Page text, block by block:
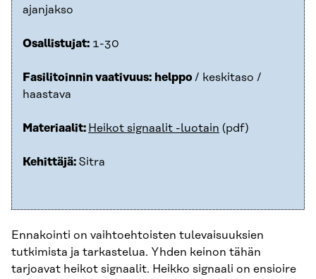
ajanjakso
Osallistujat: 1-30
Fasilitoinnin vaativuus: helppo/ keskitaso /
haastava
Materiaalit: Heikot signaalit -luotain (pdf)
Kehittäjä: Sitra
Ennakointi on vaihtoehtoisten tulevaisuuksien
tutkimista ja tarkastelua. Yhden keinon tähän
tarjoavat heikot signaalit. Heikko signaali on ensioire